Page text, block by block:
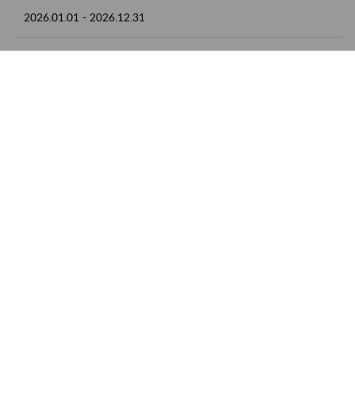
2026.01.01 - 2026.12.31